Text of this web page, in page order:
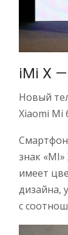
iMi X
Новый
Xiaomi Mi
знак
имеет
дизайна,
с